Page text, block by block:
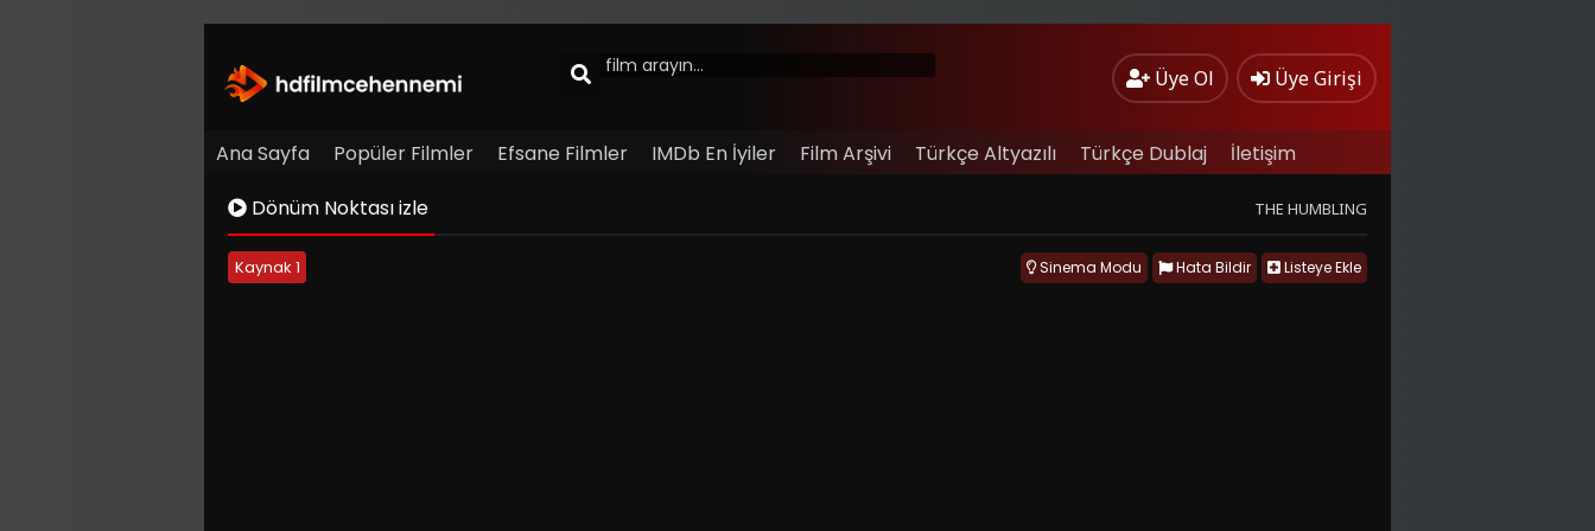
Üye Ol Üye Girişi
Ana Sayfa Popüler Filmler Efsane Filmler IMDb En İyiler Film Arşivi Türkçe Altyazılı Türkçe Dublaj
İletişim
Dönüm Noktası izle
THE HUMBLING
Kaynak 1 Listeye Ekle
Hata Bildir
Sinema Modu